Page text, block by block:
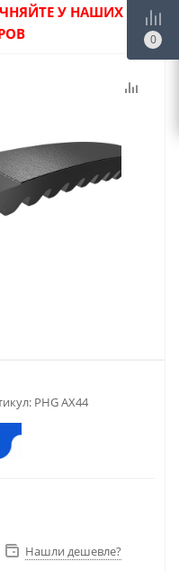
У НАШИХ
PHG AX44
Нашли дешевле?
0